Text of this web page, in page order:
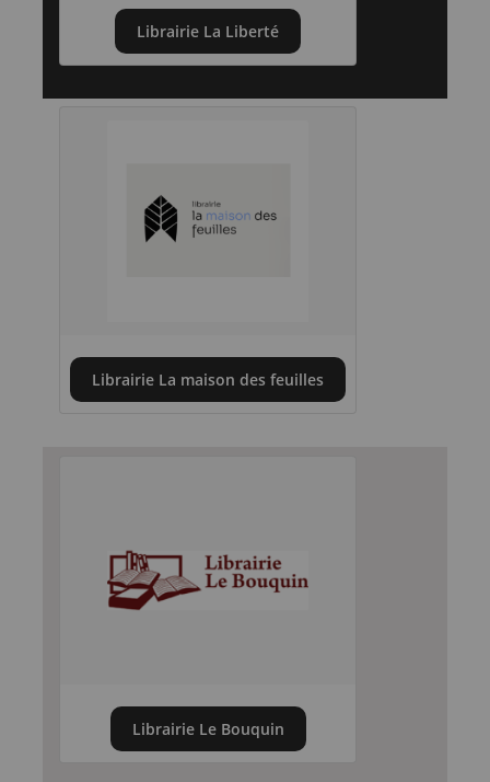
Librairie La Liberté
Librairie La maison des feuilles
Librairie Le Bouquin